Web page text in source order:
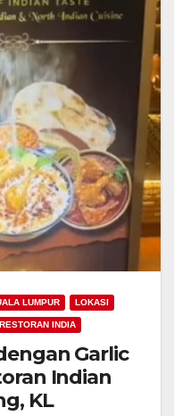
LUMPUR LOKASI
RESTORAN INDIA
Garlic
Indian
KL